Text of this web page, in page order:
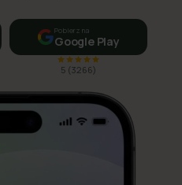
Pobierz na
Google Play
5 (3266)